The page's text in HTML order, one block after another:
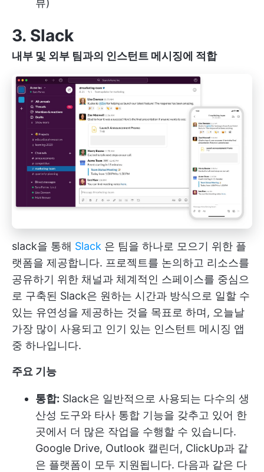
뷰)
3. Slack
내부 및 외부 팀과의 인스턴트 메시징에 적합
slack을 통해 Slack 은 팀을 하나로 모으기 위한 플
랫폼을 제공합니다. 프로젝트를 논의하고 리소스를
공유하기 위한 채널과 체계적인 스페이스를 중심으
로 구축된 Slack은 원하는 시간과 방식으로 일할 수
있는 유연성을 제공하는 것을 목표로 하며, 오늘날
가장 많이 사용되고 인기 있는 인스턴트 메시징 앱
중 하나입니다.
주요 기능
통합: Slack은 일반적으로 사용되는 다수의 생
산성 도구와 타사 통합 기능을 갖추고 있어 한
곳에서 더 많은 작업을 수행할 수 있습니다.
Google Drive, Outlook 캘린더, ClickUp과 같
은 플랫폼이 모두 지원됩니다. 다음과 같은 다